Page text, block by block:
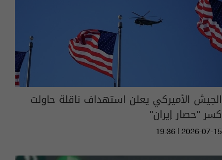
الجيش الأميركي يعلن استهداف ناقلة حاولت
كسر "حصار إيران"
19:36 | 2026-07-15